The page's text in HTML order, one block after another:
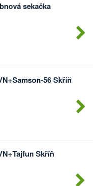
sekačka
56 Skříň
Skříň